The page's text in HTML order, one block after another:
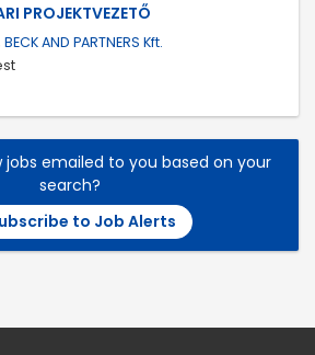
PROJEKTVEZETŐ
BECK AND PARTNERS Kft.
jobs emailed to you based on your
search?
to Job Alerts